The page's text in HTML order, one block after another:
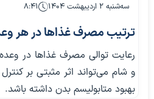
سه‌شنبه ۲ اردیبهشت ۱۴۰۴ ۸:۴۱
ترتیب مصرف غذاها در هر
رعایت توالی مصرف غذاها در
و شام می‌تواند اثر مثبتی بر
بهبود متابولیسم بدن داشته باشد.